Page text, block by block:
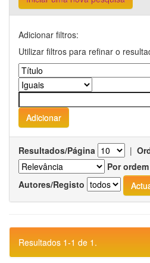
Adicionar filtros:
Utilizar filtros para refinar o
Resultados/Página |
Por ordem
Autores/Registo
Resultados 1-1 de 1.